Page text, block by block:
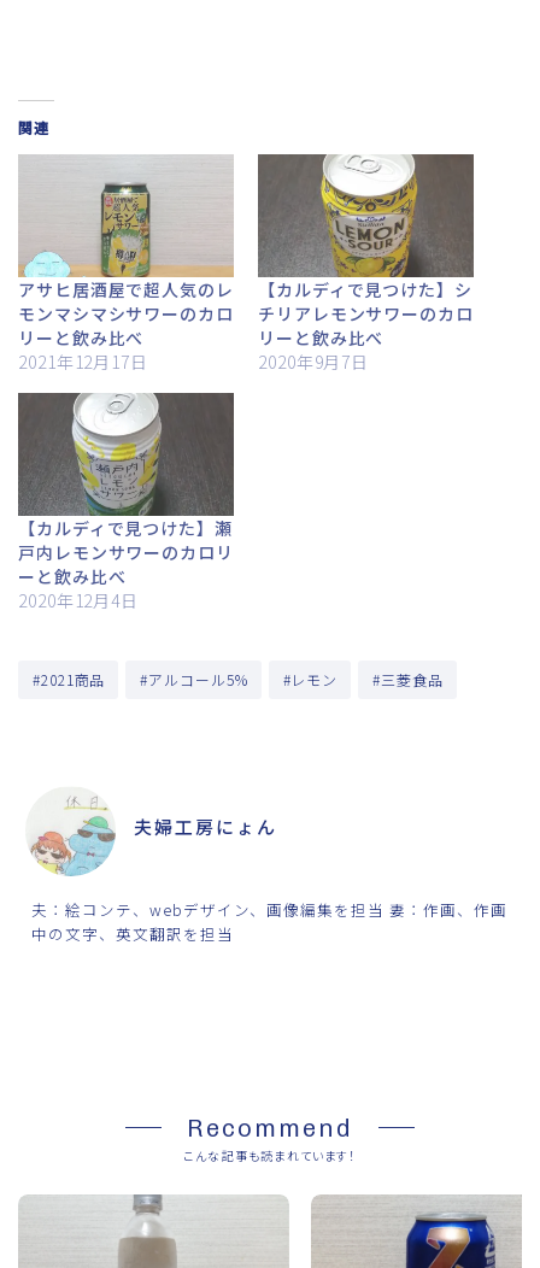
関連
アサヒ居酒屋で超人気のレ
モンマシマシサワーのカロ
リーと飲み比べ
2021年12月17日
【カルディで見つけた】シ
チリアレモンサワーのカロ
リーと飲み比べ
2020年9月7日
【カルディで見つけた】瀬
戸内レモンサワーのカロリ
ーと飲み比べ
2020年12月4日
#2021商品 #アルコール5% #レモン #三菱食品
夫婦工房にょん
夫：絵コンテ、webデザイン、画像編集を担当 妻：作画、作画
中の文字、英文翻訳を担当
Recommend
こんな記事も読まれています！